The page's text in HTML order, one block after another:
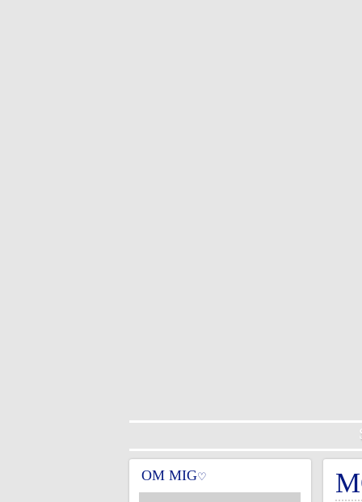
OM MIG♡